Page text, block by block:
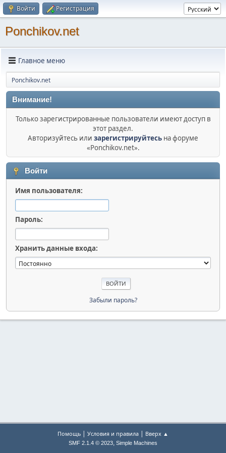
Войти Регистрация
Ponchikov.net
Главное меню
Ponchikov.net
Внимание!
Только зарегистрированные пользователи имеют доступ в
этот раздел.
Авторизуйтесь или зарегистрируйтесь на форуме
«Ponchikov.net».
Войти
Имя пользователя:
Пароль:
Хранить данные входа:
Забыли пароль?
Помощь | Условия и правила | Вверх ▲
SMF 2.1.4 © 2023, Simple Machines